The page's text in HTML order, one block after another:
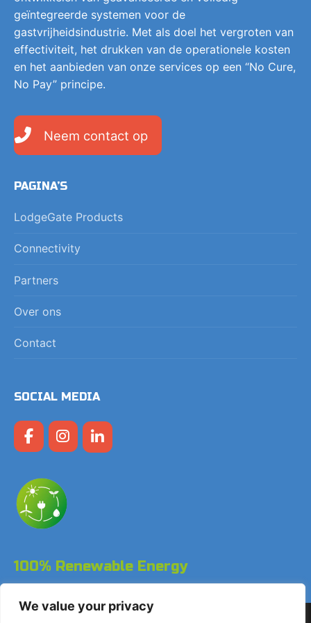
We value your privacy
geïntegreerde systemen voor de
gastvrijheidsindustrie. Met als doel het vergroten van
effectiviteit, het drukken van de operationele kosten
en het aanbieden van onze services op een “No Cure,
No Pay” principe.
Neem contact op
PAGINA’S
LodgeGate Products
Connectivity
Partners
Over ons
Contact
SOCIAL MEDIA
100% Renewable Energy